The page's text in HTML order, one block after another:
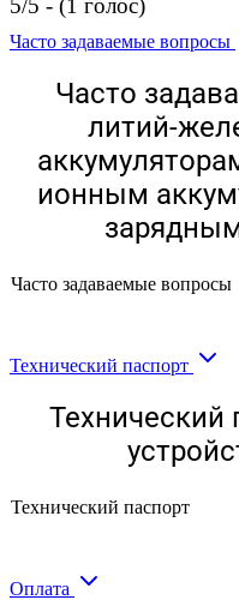
5/5 - (1 голос)
Часто задаваемые вопросы
Часто
литий-
ионным
Часто задаваемые вопросы
Технический паспорт
Технический
Технический паспорт
Оплата